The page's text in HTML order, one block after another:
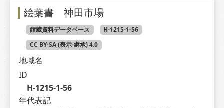
絵葉書 神田市場
館蔵資料データベース
H-1215-1-56
CC BY-SA (表示-継承) 4.0
地域名
ID
H-1215-1-56
年代表記